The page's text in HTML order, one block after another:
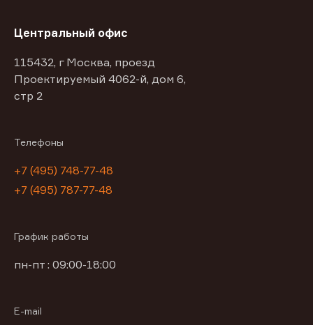
Центральный офис
115432, г Москва, проезд
Проектируемый 4062-й, дом 6,
стр 2
Телефоны
+7 (495) 748-77-48
+7 (495) 787-77-48
График работы
пн-пт : 09:00-18:00
E-mail